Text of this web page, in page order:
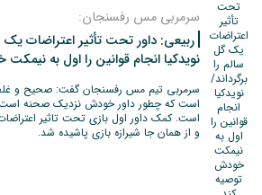
سرمربی مس رفسنجان:
ربیعی: داور تحت تأثیر اعتراضات یک
نویدکیا انجام قوانین را اول به
سرمربی تیم مس رفسنجان گفت: صحیح و غلط
است که چطور داور خودش نزدیک صحنه
است. کمک داور اول بازی تحت تاثیر
و از همان جا شیرازه بازی پاشیده شد.